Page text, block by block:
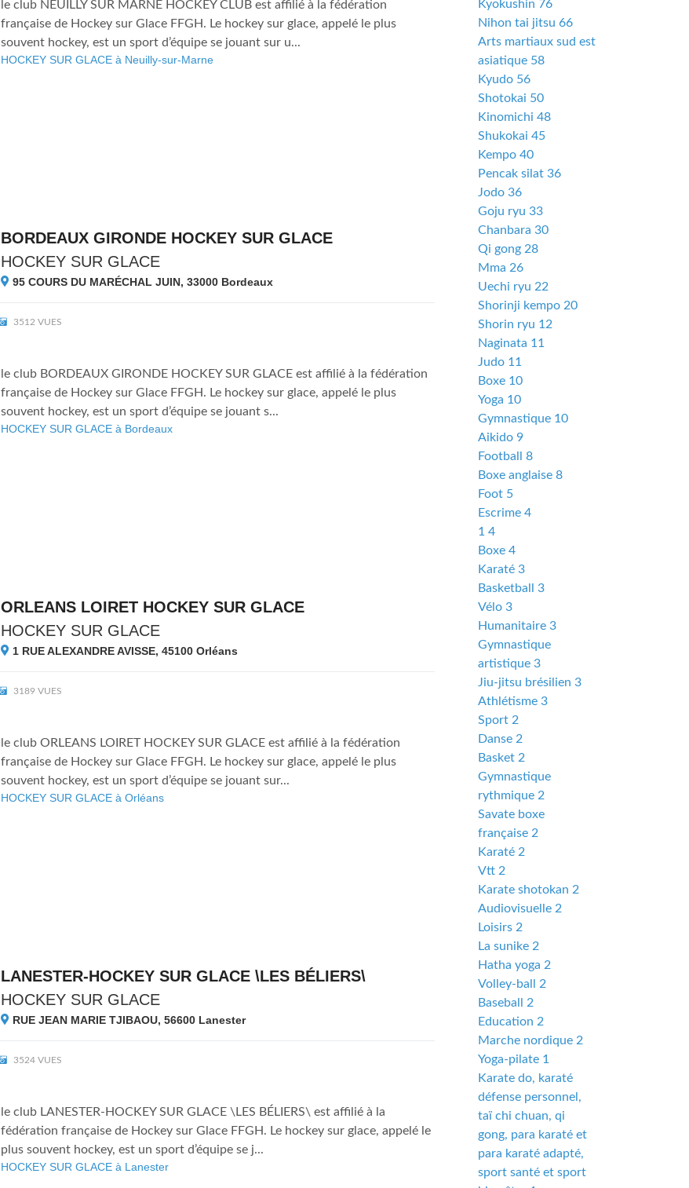
le club NEUILLY SUR MARNE HOCKEY CLUB est affilié à la fédération
française de Hockey sur Glace FFGH. Le hockey sur glace, appelé le plus
souvent hockey, est un sport d’équipe se jouant sur u...
HOCKEY SUR GLACE à Neuilly-sur-Marne
BORDEAUX GIRONDE HOCKEY SUR GLACE
HOCKEY SUR GLACE
95 COURS DU MARÉCHAL JUIN, 33000 Bordeaux
3512 VUES
le club BORDEAUX GIRONDE HOCKEY SUR GLACE est affilié à la fédération
française de Hockey sur Glace FFGH. Le hockey sur glace, appelé le plus
souvent hockey, est un sport d’équipe se jouant s...
HOCKEY SUR GLACE à Bordeaux
ORLEANS LOIRET HOCKEY SUR GLACE
HOCKEY SUR GLACE
1 RUE ALEXANDRE AVISSE, 45100Orléans
3189 VUES
le club ORLEANS LOIRET HOCKEY SUR GLACE est affilié à la fédération
française de Hockey sur Glace FFGH. Le hockey sur glace, appelé le plus
souvent hockey, est un sport d’équipe se jouant sur...
HOCKEY SUR GLACE à Orléans
LANESTER-HOCKEY SUR GLACE \LES BÉLIERS\
HOCKEY SUR GLACE
RUE JEAN MARIE TJIBAOU, 56600 Lanester
3524 VUES
le club LANESTER-HOCKEY SUR GLACE \LES BÉLIERS\ est affilié à la
fédération française de Hockey sur Glace FFGH. Le hockey sur glace, appelé le
plus souvent hockey, est un sport d’équipe se j...
HOCKEY SUR GLACE à Lanester
Kyokushin 76
Nihon tai jitsu 66
Arts martiaux sud est
asiatique 58
Kyudo 56
Shotokai 50
Kinomichi 48
Shukokai 45
Kempo 40
Pencak silat 36
Jodo 36
Goju ryu 33
Chanbara 30
Qi gong 28
Mma 26
Uechi ryu 22
Shorinji kempo 20
Shorin ryu 12
Naginata 11
Judo 11
Boxe 10
Yoga 10
Gymnastique 10
Aikido 9
Football 8
Boxe anglaise 8
Foot 5
Escrime 4
1 4
Boxe 4
Karaté 3
Basketball 3
Vélo 3
Humanitaire 3
Gymnastique
artistique 3
Jiu-jitsu brésilien 3
Athlétisme 3
Sport 2
Danse 2
Basket 2
Gymnastique
rythmique 2
Savate boxe
française 2
Karaté 2
Vtt 2
Karate shotokan 2
Audiovisuelle 2
Loisirs 2
La sunike 2
Hatha yoga 2
Volley-ball 2
Baseball 2
Education 2
Marche nordique 2
Yoga-pilate 1
Karate do, karaté
défense personnel,
taï chi chuan, qi
gong, para karaté et
para karaté adapté,
sport santé et sport